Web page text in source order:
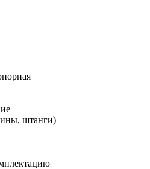
штанги)